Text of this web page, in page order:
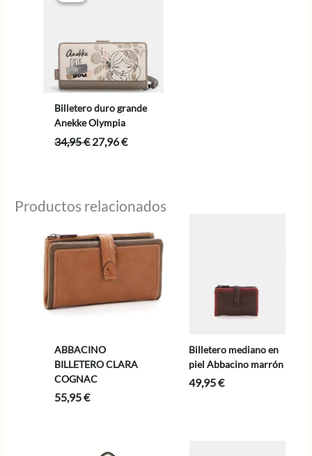
Billetero duro grande
Anekke Olympia
34,95€El
27,96€El
Productos relacionados
ABBACINO
BILLETERO CLARA
COGNAC
55,95€
Billetero mediano en
piel Abbacino marrón
49,95€